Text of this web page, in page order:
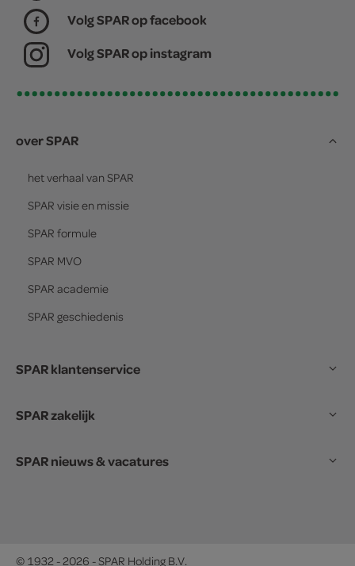
Volg SPAR op facebook
Volg SPAR op instagram
over SPAR
het verhaal van SPAR
SPAR visie en missie
SPAR formule
SPAR MVO
SPAR academie
SPAR geschiedenis
SPAR klantenservice
SPAR zakelijk
SPAR nieuws & vacatures
© 1932 - 2026 - SPAR Holding B.V.